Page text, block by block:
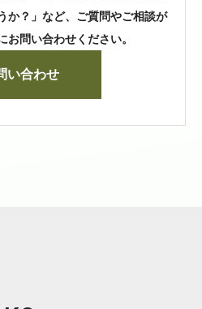
か？」など、 ご質問やご相談が
お問い合わせください。
い合わせ